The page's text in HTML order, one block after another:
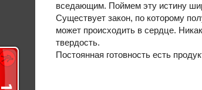
вседающим. Поймем эту истину
Существует закон, по которому
может происходить в сердце.
твердость.
Постоянная готовность есть